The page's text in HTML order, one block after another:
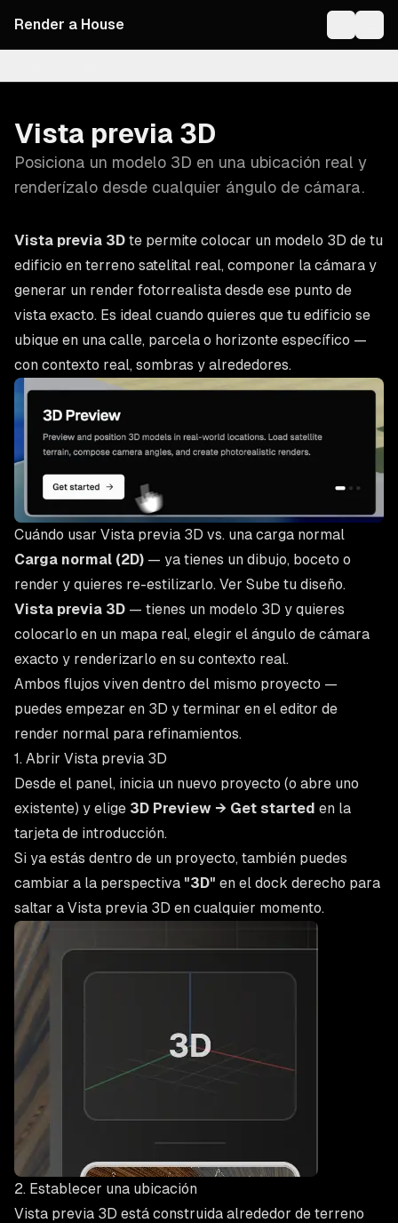
Render a House
Vista previa 3D
Posiciona un modelo 3D en una ubicación real y
renderízalo desde cualquier ángulo de cámara.
Vista previa 3D te permite colocar un modelo 3D de tu
edificio en terreno satelital real, componer la cámara y
generar un render fotorrealista desde ese punto de
vista exacto. Es ideal cuando quieres que tu edificio se
ubique en una calle, parcela o horizonte específico —
con contexto real, sombras y alrededores.
Cuándo usar Vista previa 3D vs. una carga normal
Carga normal (2D) — ya tienes un dibujo, boceto o
render y quieres re-estilizarlo. Ver Sube tu diseño.
Vista previa 3D — tienes un modelo 3D y quieres
colocarlo en un mapa real, elegir el ángulo de cámara
exacto y renderizarlo en su contexto real.
Ambos flujos viven dentro del mismo proyecto —
puedes empezar en 3D y terminar en el editor de
render normal para refinamientos.
1. Abrir Vista previa 3D
Desde el panel, inicia un nuevo proyecto (o abre uno
existente) y elige 3D Preview → Get started en la
tarjeta de introducción.
Si ya estás dentro de un proyecto, también puedes
cambiar a la perspectiva "3D" en el dock derecho para
saltar a Vista previa 3D en cualquier momento.
2. Establecer una ubicación
Vista previa 3D está construida alrededor de terreno